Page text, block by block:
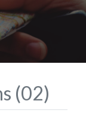
(02)